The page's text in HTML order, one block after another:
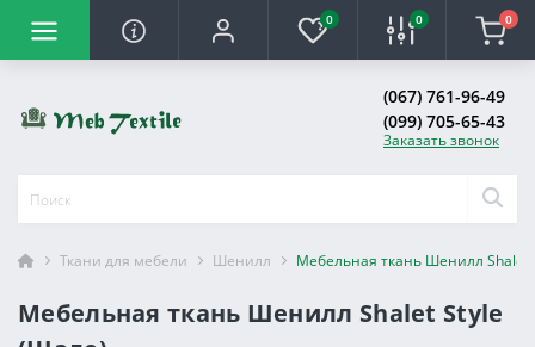
0 0 0
(067) 761-96-49
(099) 705-65-43
Заказать звонок
Ткани для мебели Шенилл Мебельная ткань Шенилл Shalet
Мебельная ткань Шенилл Shalet Style